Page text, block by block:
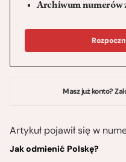
Archiwum numerów
Masz już konto?
Artykuł pojawił się w
Jak odmienić Polskę?